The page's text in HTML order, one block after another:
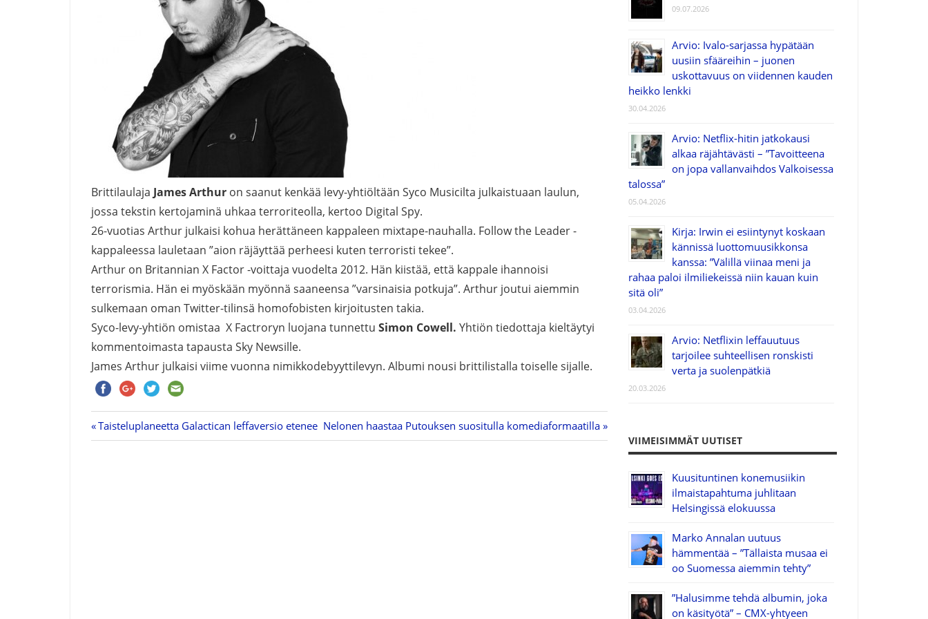
Brittilaulaja James Arthur on saanut kenkää levy-yhtiöltään Syco Musicilta julkaistuaan laulun,
jossa tekstin kertojaminä uhkaa terroriteolla, kertoo Digital Spy.
26-vuotias Arthur julkaisi kohua herättäneen kappaleen mixtape-nauhalla. Follow the Leader -
kappaleessa lauletaan ”aion räjäyttää perheesi kuten terroristi tekee”.
Arthur on Britannian X Factor -voittaja vuodelta 2012. Hän kiistää, että kappale ihannoisi
terrorismia. Hän ei myöskään myönnä saaneensa ”varsinaisia potkuja”. Arthur joutui aiemmin
sulkemaan oman Twitter-tilinsä homofobisten kirjoitusten takia.
Syco-levy-yhtiön omistaa X Factroryn luojana tunnettu Simon Cowell. Yhtiön tiedottaja kieltäytyi
kommentoimasta tapausta Sky Newsille.
James Arthur julkaisi viime vuonna nimikkodebyyttilevyn. Albumi nousi brittilistalla toiselle sijalle.
Artikkelien
Previous
Post:
Taisteluplaneetta Galactican leffaversio etenee Next
Post:
Nelonen haastaa Putouksen suositulla komediaformaatilla
09.07.2026
Arvio: Ivalo-sarjassa hypätään
uusiin sfääreihin – juonen
uskottavuus on viidennen kauden
heikko lenkki
30.04.2026
Arvio: Netflix-hitin jatkokausi
alkaa räjähtävästi – ”Tavoitteena
on jopa vallanvaihdos Valkoisessa
talossa”
05.04.2026
Kirja: Irwin ei esiintynyt koskaan
kännissä luottomuusikkonsa
kanssa: ”Välillä viinaa meni ja
rahaa paloi ilmiliekeissä niin kauan kuin
sitä oli”
03.04.2026
Arvio: Netflixin leffauutuus
tarjoilee suhteellisen ronskisti
verta ja suolenpätkiä
20.03.2026
VIIMEISIMMÄT UUTISET
Kuusituntinen konemusiikin
ilmaistapahtuma juhlitaan
Helsingissä elokuussa
Marko Annalan uutuus
hämmentää – ”Tällaista musaa ei
oo Suomessa aiemmin tehty”
”Halusimme tehdä albumin, joka
on käsityötä” – CMX-yhtyeen